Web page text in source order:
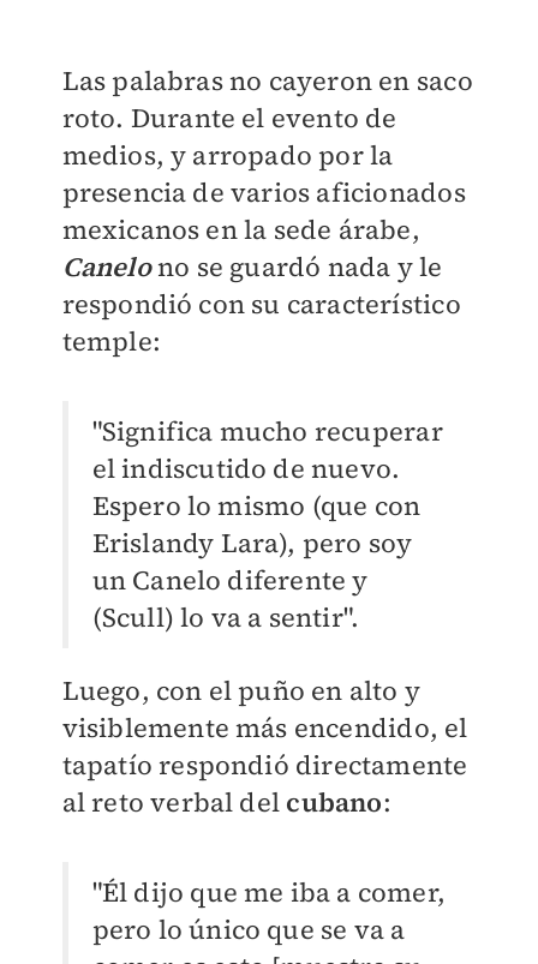
Las palabras no cayeron en saco
roto. Durante el evento de
medios, y arropado por la
presencia de varios aficionados
mexicanos en la sede árabe,
Canelono se guardó nada y le
respondió con su característico
temple:
"Significa mucho recuperar
el indiscutido de nuevo.
Espero lo mismo (que con
Erislandy Lara), pero soy
un Canelo diferente y
(Scull) lo va a sentir".
Luego, con el puño en alto y
visiblemente más encendido, el
tapatío respondió directamente
al reto verbal del cubano:
"Él dijo que me iba a comer,
pero lo único que se va a